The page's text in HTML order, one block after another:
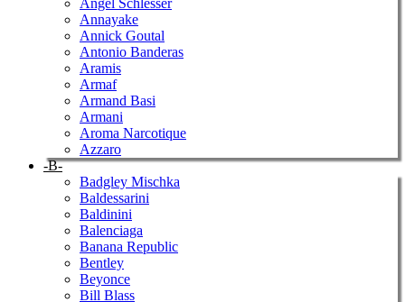
Annayake
Annick Goutal
Antonio Banderas
Aramis
Armaf
Armand Basi
Armani
Aroma Narcotique
Azzaro
-B-
Badgley Mischka
Baldessarini
Baldinini
Balenciaga
Banana Republic
Bentley
Beyonce
Bill Blass